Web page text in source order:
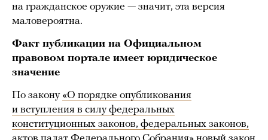
на гражданское оружие — значит, эта версия
маловероятна.
Факт публикации на Официальном
правовом портале имеет юридическое
значение
По закону «О порядке опубликования
и вступления в силу федеральных
конституционных законов, федеральных законов,